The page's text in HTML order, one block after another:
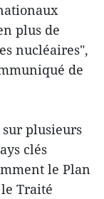
plus de
nucléaires",
de
plusieurs
clés
le Plan
Traité